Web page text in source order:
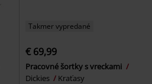
Takmer vypredané
€ 69,99
Pracovné šortky s vreckami
Dickies
Kraťasy